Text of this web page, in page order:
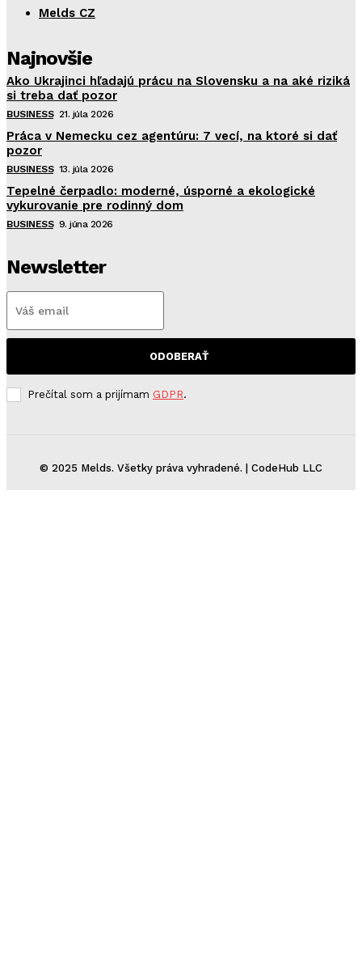
Melds CZ
Najnovšie
Ako Ukrajinci hľadajú prácu na Slovensku a na aké riziká
si treba dať pozor
BUSINESS 21. júla 2026
Práca v Nemecku cez agentúru: 7 vecí, na ktoré si dať
pozor
BUSINESS 13. júla 2026
Tepelné čerpadlo: moderné, úsporné a ekologické
vykurovanie pre rodinný dom
BUSINESS 9. júna 2026
Newsletter
ODOBERAŤ
Prečítal som a prijímam GDPR.
© 2025 Melds. Všetky práva vyhradené. | CodeHub LLC